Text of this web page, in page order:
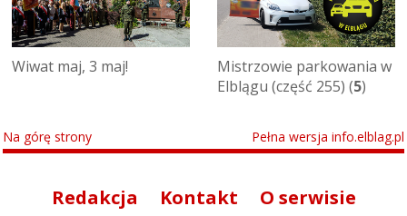
Wiwat maj, 3 maj!
Mistrzowie parkowania w
Elblągu (część 255) (5)
Na górę strony Pełna wersja info.elblag.pl
Redakcja Kontakt O serwisie